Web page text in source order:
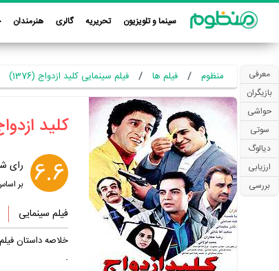
سینما و تلویزیون تحریریه گالری هنرمندان
معرفی
بازیگران
حواشی
سوتی
دیالوگ
ارزیابی
بررسی
منظوم فیلم ها فیلم سینمایی کلید ازدواج (1376)
‏کلید
6.6 رای
بر
فیلم سینمایی
خلاصه داستان
.